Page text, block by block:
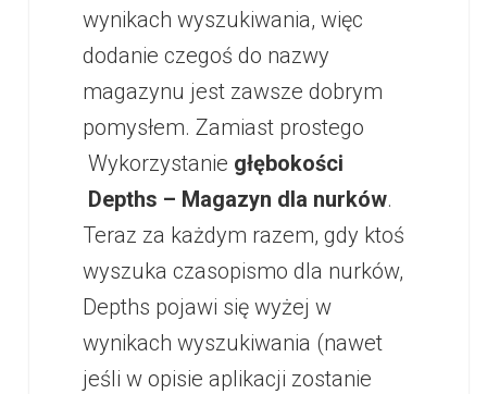
wynikach wyszukiwania, więc
dodanie czegoś do nazwy
magazynu jest zawsze dobrym
pomysłem. Zamiast prostego
Wykorzystanie głębokości
Depths – Magazyn dla nurków.
Teraz za każdym razem, gdy ktoś
wyszuka czasopismo dla nurków,
Depths pojawi się wyżej w
wynikach wyszukiwania (nawet
jeśli w opisie aplikacji zostanie